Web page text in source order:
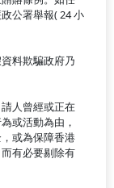
公署舉報( 24 小
料欺騙政府乃
人曾經或正在
或活動為由，
或為保障香港
有必要剔除有